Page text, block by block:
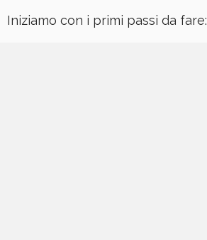
Iniziamo con i primi passi da fare: